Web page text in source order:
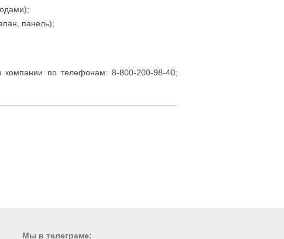
панель);
компании по телефонам: 8-800-200-98-40;
Мы в телеграме: